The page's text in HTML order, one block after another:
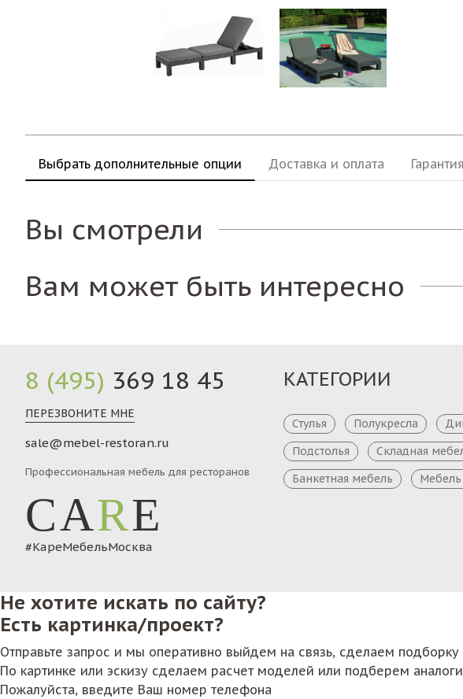
Выбрать дополнительные опции Доставка и оплата
Вы смотрели
Вам может быть интересно
8 (495) 369 18 45
ПЕРЕЗВОНИТЕ МНЕ
sale@mebel-restoran.ru
Профессиональная мебель для ресторанов
CARE
#КареМебельМосква
КАТЕГОРИИ
Стулья Полукресла
Подстолья
Складная
Банкетная мебель
Не хотите искать по сайту?
Есть картинка/проект?
Отправьте запрос и мы оперативно выйдем на связь, сделаем
По картинке или эскизу сделаем расчет моделей или подберем аналоги
Пожалуйста, введите Ваш номер телефона